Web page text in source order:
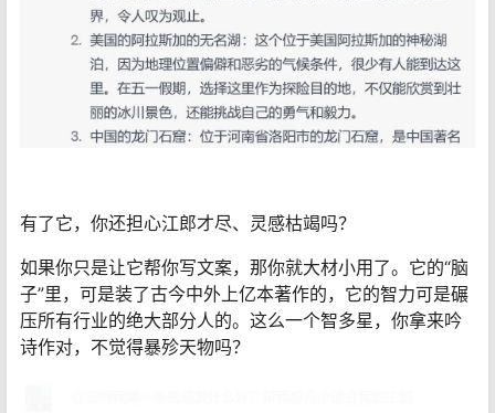
有了它，你还担心江郎才尽、灵感枯竭吗？
如果你只是让它帮你写文案，那你就大材小用了。它的“脑
子”里，可是装了古今中外上亿本著作的，它的智力可是碾
压所有行业的绝大部分人的。这么一个智多星，你拿来吟
诗作对，不觉得暴殄天物吗？